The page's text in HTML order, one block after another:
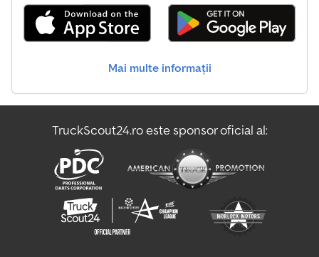
Mercedes-Benz Vito Vans
Opel Movano B Vans
Opel Movano Vans
Peugeot Vans
Škoda Vans
Mai multe informații
TruckScout24.ro este sponsor oficial al: